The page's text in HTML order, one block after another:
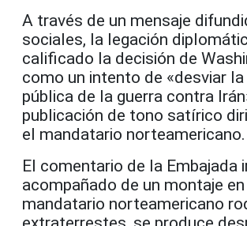
A través de un mensaje
sociales, la legación
calificado la decisión de
como un intento de «desviar
pública de la guerra contra
publicación de tono satírico
el mandatario norteamericano.
El comentario de la Embajada
acompañado de un montaje
mandatario norteamericano